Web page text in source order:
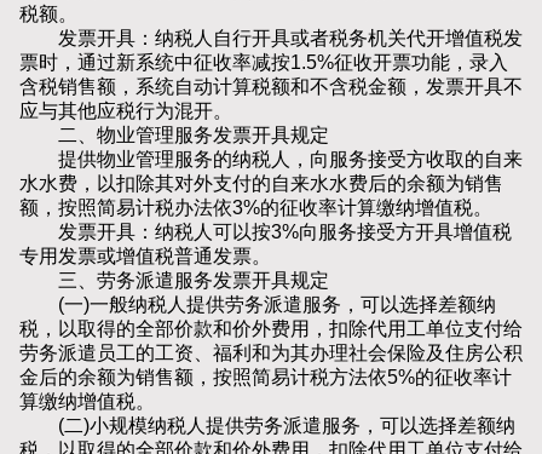
税额。
发票开具：纳税人自行开具或者税务机关代开增值税发
票时，通过新系统中征收率减按1.5%征收开票功能，录入
含税销售额，系统自动计算税额和不含税金额，发票开具不
应与其他应税行为混开。
二、物业管理服务发票开具规定
提供物业管理服务的纳税人，向服务接受方收取的自来
水水费，以扣除其对外支付的自来水水费后的余额为销售
额，按照简易计税办法依3%的征收率计算缴纳增值税。
发票开具：纳税人可以按3%向服务接受方开具增值税
专用发票或增值税普通发票。
三、劳务派遣服务发票开具规定
(一)一般纳税人提供劳务派遣服务，可以选择差额纳
税，以取得的全部价款和价外费用，扣除代用工单位支付给
劳务派遣员工的工资、福利和为其办理社会保险及住房公积
金后的余额为销售额，按照简易计税方法依5%的征收率计
算缴纳增值税。
(二)小规模纳税人提供劳务派遣服务，可以选择差额纳